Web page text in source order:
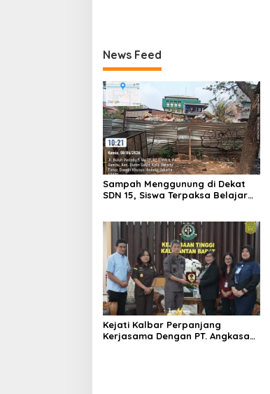
News Feed
Sampah Menggunung di Dekat
SDN 15, Siswa Terpaksa Belajar
Kejati Kalbar Perpanjang
Kerjasama Dengan PT. Angkasa